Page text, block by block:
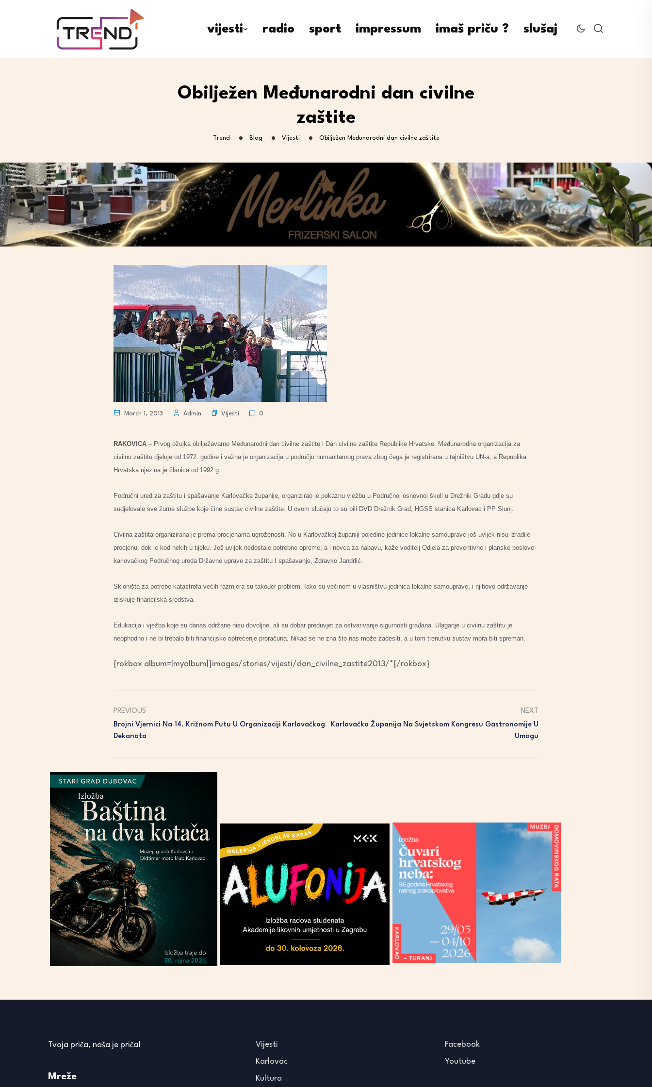
vijesti radio sport impressum imaš priču ? slušaj
Obilježen Međunarodni dan civilne
zaštite
Trend Blog Vijesti Obilježen Međunarodni dan civilne zaštite
March 1, 2013 Admin Vijesti 0
RAKOVICA – Prvog ožujka obilježavamo Međunarodni dan civilne zaštite i Dan civilne zaštite Republike Hrvatske. Međunarodna organizacija za
civilnu zaštitu djeluje od 1972. godine i važna je organizacija u području humanitarnog prava zbog čega je registrirana u tajništvu UN-a, a Republika
Hrvatska njezina je članica od 1992.g.
Područni ured za zaštitu i spašavanje Karlovačke županije, organizirao je pokaznu vježbu u Područnoj osnovnoj školi u Drežnik Gradu gdje su
sudjelovale sve žurne službe koje čine sustav civilne zaštite. U ovom slučaju to su bili DVD Drežnik Grad, HGSS stanica Karlovac i PP Slunj.
Civilna zaštita organizirana je prema procjenama ugroženosti. No u Karlovačkoj županiji pojedine jedinice lokalne samouprave još uvijek nisu izradile
procjenu, dok je kod nekih u tijeku. Još uvijek nedostaje potrebne opreme, a i novca za nabavu, kaže voditelj Odjela za preventivne i planske poslove
karlovačkog Područnog ureda Državne uprave za zaštitu I spašavanje, Zdravko Jandrlić.
Skloništa za potrebe katastrofa većih razmjera su također problem. Iako su većinom u vlasništvu jedinica lokalne samouprave, i njihovo održavanje
iziskuje financijska sredstva.
Edukacija i vježba koje su danas održane nisu dovoljne, ali su dobar preduvjet za ostvarivanje sigurnosti građana. Ulaganje u civilnu zaštitu je
neophodno i ne bi trebalo biti financijsko optrećenje proračuna. Nikad se ne zna što nas može zadesiti, a u tom trenutku sustav mora biti spreman.
{rokbox album=|myalbum|}images/stories/vijesti/dan_civilne_zastite2013/*{/rokbox}
PREVIOUS
Brojni Vjernici Na 14. Križnom Putu U Organizaciji Karlovačkog
Dekanata
NEXT
Karlovačka Županija Na Svjetskom Kongresu Gastronomije U
Umagu
Tvoja priča, naša je priča!
Mreže
Vijesti
Karlovac
Kultura
Facebook
Youtube